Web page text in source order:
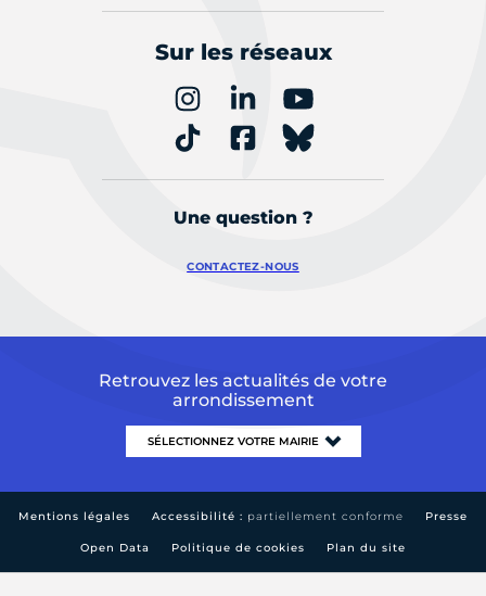
Sur les réseaux
Une question ?
CONTACTEZ-NOUS
Retrouvez les actualités de votre
arrondissement
Mentions légales Accessibilité : partiellement conforme Presse
Open Data Politique de cookies Plan du site